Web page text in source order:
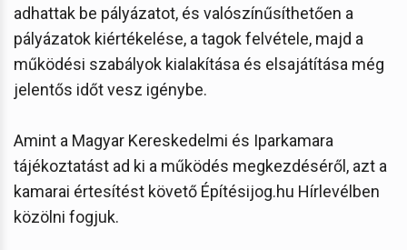
adhattak be pályázatot, és valószínűsíthetően a
pályázatok kiértékelése, a tagok felvétele, majd a
működési szabályok kialakítása és elsajátítása még
jelentős időt vesz igénybe.
Amint a Magyar Kereskedelmi és Iparkamara
tájékoztatást ad ki a működés megkezdéséről, azt a
kamarai értesítést követő Építésijog.hu Hírlevélben
közölni fogjuk.